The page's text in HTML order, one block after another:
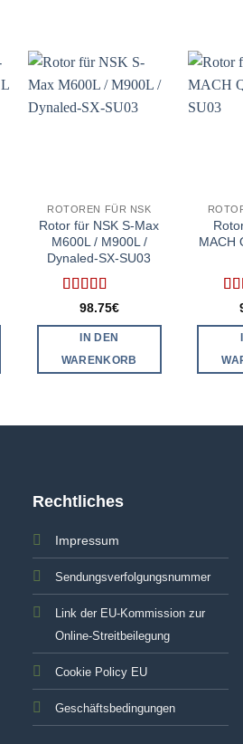
ROTOREN FÜR NSK
Rotor für NSK S-Max
M600L / M900L /
Dynaled-SX-SU03
Bewertet
98.75€
IN DEN
WARENKORB
MACH
Rechtliches
Impressum
Sendungsverfolgungsnummer
Link der EU-Kommission zur
Online-Streitbeilegung
Cookie Policy EU
Geschäftsbedingungen